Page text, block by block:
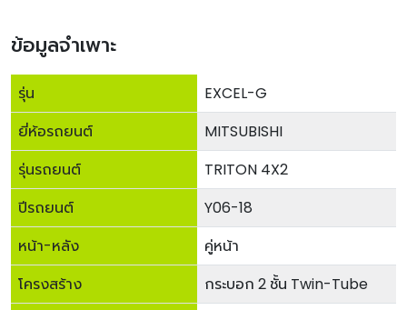
ข้อมูลจำเพาะ
รุ่น
EXCEL-G
ยี่ห้อรถยนต์
MITSUBISHI
รุ่นรถยนต์
TRITON 4X2
ปีรถยนต์
Y06-18
หน้า-หลัง
คู่หน้า
โครงสร้าง
กระบอก 2 ชั้น Twin-Tube